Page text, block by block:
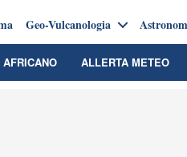
Geo-Vulcanologia
ALLERTA METEO